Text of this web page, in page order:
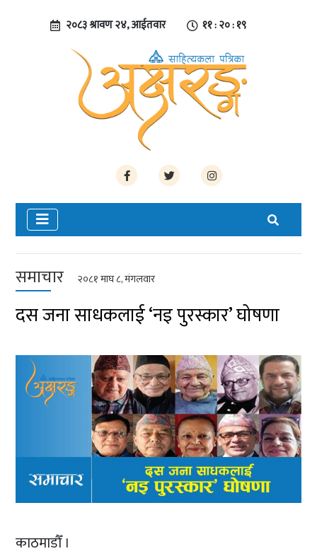
२०८३ श्रावण २४, आईतवार ११ : २० : १९
समाचार २०८१ माघ ८, मंगलवार
दस जना साधकलाई ‘नइ पुरस्कार’ घोषणा
काठमाडौँ ।